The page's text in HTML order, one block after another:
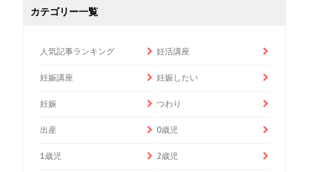
カテゴリー一覧
人気記事ランキング 妊活講座
妊娠講座 妊娠したい
妊娠 つわり
出産 0歳児
1歳児 2歳児